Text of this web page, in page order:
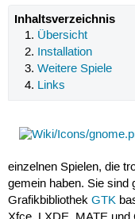
Inhaltsverzeichnis
Übersicht
Installation
Weitere Spiele
Links
einzelnen Spielen, die
gemein haben. Sie sind
Grafikbibliothek GTK